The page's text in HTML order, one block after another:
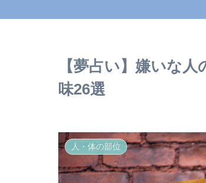
【夢占い】嫌いな
味26選
人・体の部位